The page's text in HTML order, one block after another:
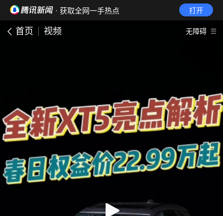
· 获取全网一手热点 打开
首页 视频 无障碍